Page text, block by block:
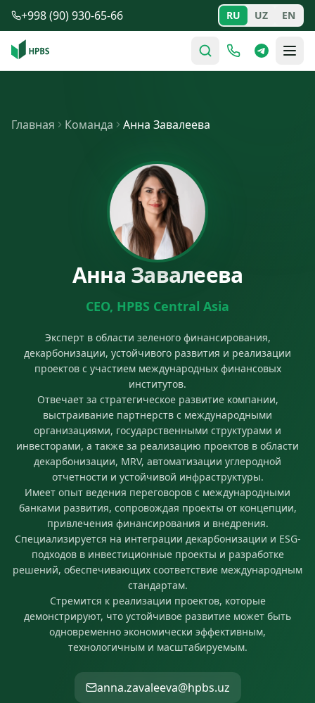
Перейти к содержимому
+998 (90) 930-65-66 RU UZ EN
Главная Команда Анна Завалеева
Анна Завалеева
CEO, HPBS Central Asia
Эксперт в области зеленого финансирования,
декарбонизации, устойчивого развития и реализации
проектов с участием международных финансовых
институтов.
Отвечает за стратегическое развитие компании,
выстраивание партнерств с международными
организациями, государственными структурами и
инвесторами, а также за реализацию проектов в области
декарбонизации, MRV, автоматизации углеродной
отчетности и устойчивой инфраструктуры.
Имеет опыт ведения переговоров с международными
банками развития, сопровождая проекты от концепции,
привлечения финансирования и внедрения.
Специализируется на интеграции декарбонизации и ESG-
подходов в инвестиционные проекты и разработке
решений, обеспечивающих соответствие международным
стандартам.
Стремится к реализации проектов, которые
демонстрируют, что устойчивое развитие может быть
одновременно экономически эффективным,
технологичным и масштабируемым.
anna.zavaleeva@hpbs.uz